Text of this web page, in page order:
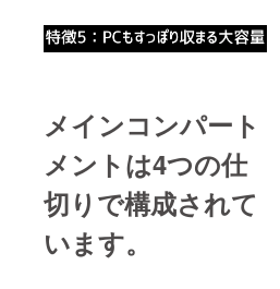
メインコンパート
メントは4つの仕
切りで構成されて
います。